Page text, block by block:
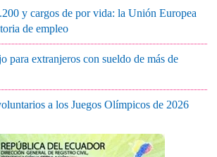
y cargos de por vida: la Unión Europea
de empleo
para extranjeros con sueldo de más de
a los Juegos Olímpicos de 2026